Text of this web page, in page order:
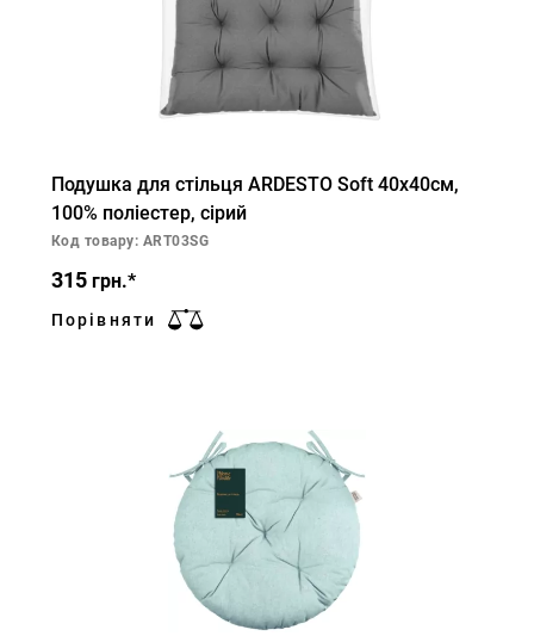
Подушка для стільця ARDESTO Soft 40х40см,
100% поліестер, сірий
Код товару: ART03SG
315 грн.*
Порівняти